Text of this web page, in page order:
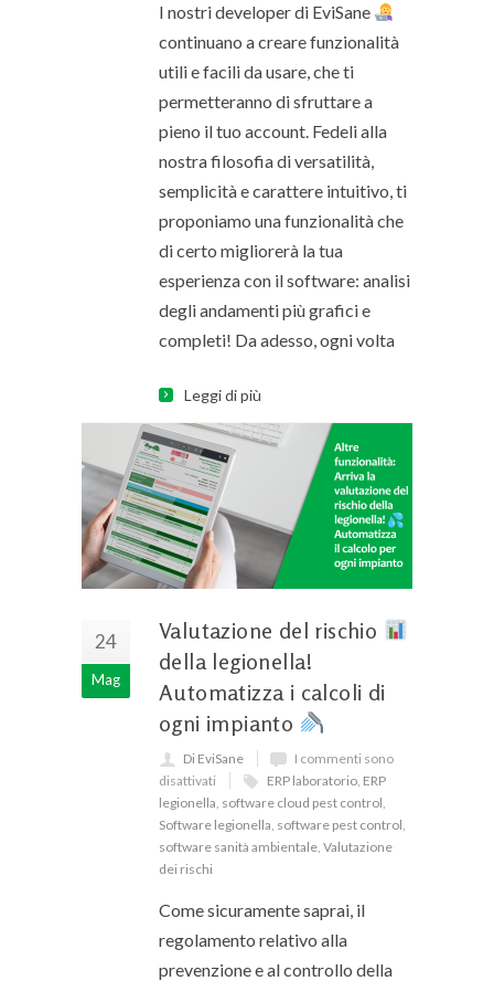
I nostri developer di EviSane
continuano a creare funzionalità
utili e facili da usare, che ti
permetteranno di sfruttare a
pieno il tuo account. Fedeli alla
nostra filosofia di versatilità,
semplicità e carattere intuitivo, ti
proponiamo una funzionalità che
di certo migliorerà la tua
esperienza con il software: analisi
degli andamenti più grafici e
completi! Da adesso, ogni volta
Leggi di più
24
Mag
Valutazione del rischio
della legionella!
Automatizza i calcoli di
ogni impianto
Di EviSane
I commenti sono
disattivati
ERP laboratorio, ERP
legionella, software cloud pest control,
Software legionella, software pest control,
software sanità ambientale, Valutazione
dei rischi
Come sicuramente saprai, il
regolamento relativo alla
prevenzione e al controllo della